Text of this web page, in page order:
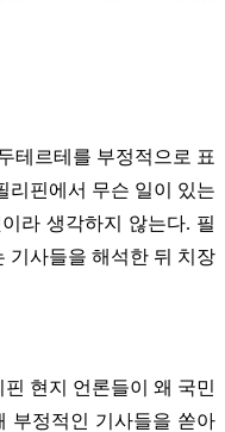
테르테를 부정적으로 표
리핀에서 무슨 일이 있는
라 생각하지 않는다. 필
기사들을 해석한 뒤 치장
현지 언론들이 왜 국민
부정적인 기사들을 쏟아